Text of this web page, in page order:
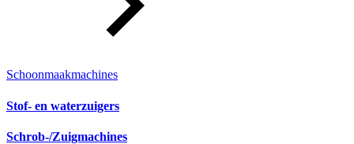
Schoonmaakmachines
Stof- en waterzuigers
Schrob-/Zuigmachines